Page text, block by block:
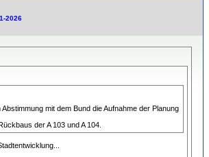
2026
mit dem Bund die Aufnahme der Planung
der A 103 und A 104.